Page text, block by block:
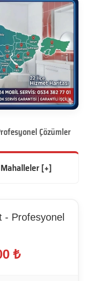
Çözümler
[+]
- Profesyonel
₺